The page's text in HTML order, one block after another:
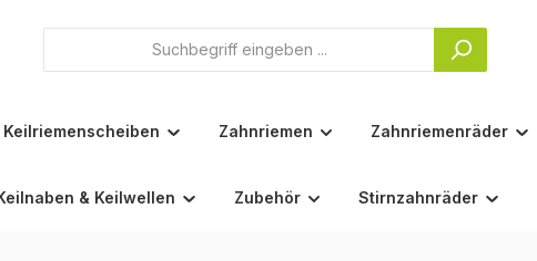
Keilriemenscheiben Zahnriemen Zahnriemenräder
& Keilwellen Zubehör Stirnzahnräder